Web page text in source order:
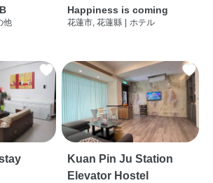
他
Happiness is coming
花蓮市, 花蓮縣 ホテル
Kuan Pin Ju Station
Elevator Hostel